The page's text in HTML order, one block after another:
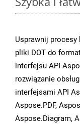
Usprawnij
pliki DOT do
interfejsu API
rozwiązanie
interfejsami API
Aspose.PDF,
Aspose.Diagram,